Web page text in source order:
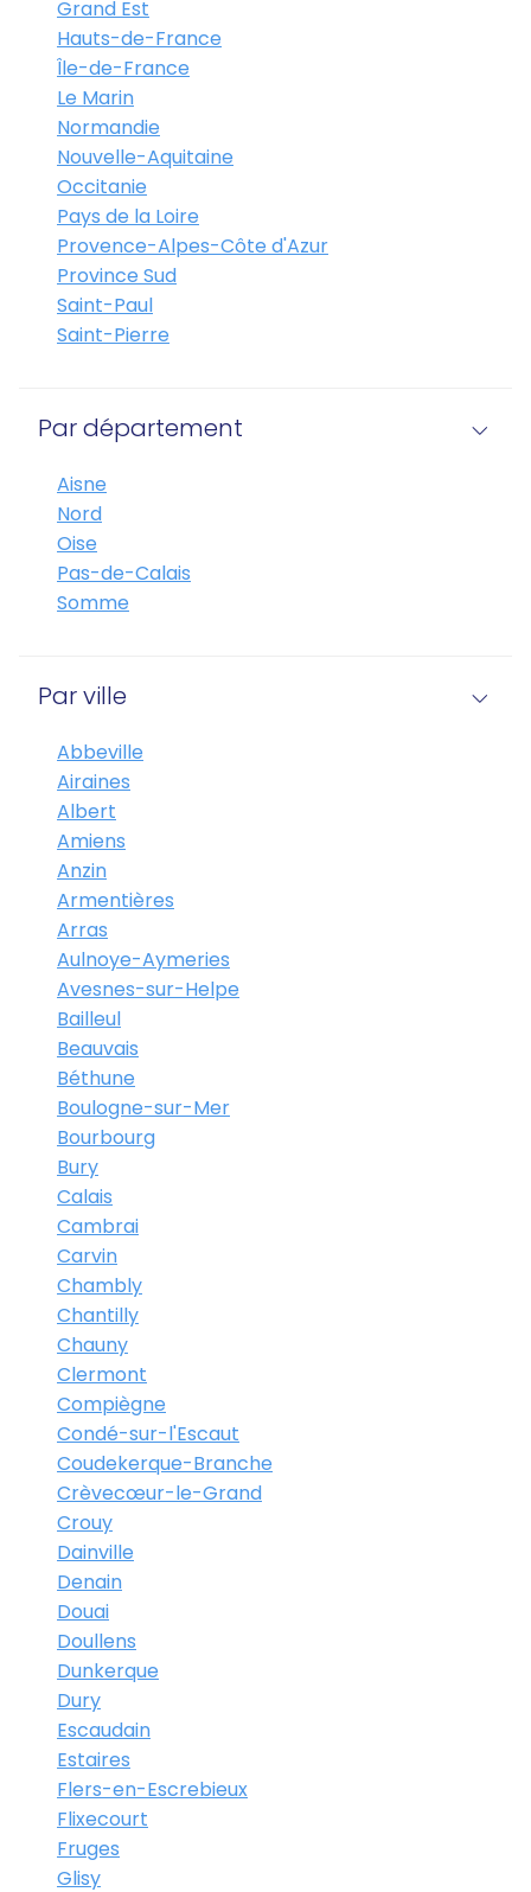
Grand Est
Hauts-de-France
Île-de-France
Le Marin
Normandie
Nouvelle-Aquitaine
Occitanie
Pays de la Loire
Provence-Alpes-Côte d'Azur
Province Sud
Saint-Paul
Saint-Pierre
Par département
Aisne
Nord
Oise
Pas-de-Calais
Somme
Par ville
Abbeville
Airaines
Albert
Amiens
Anzin
Armentières
Arras
Aulnoye-Aymeries
Avesnes-sur-Helpe
Bailleul
Beauvais
Béthune
Boulogne-sur-Mer
Bourbourg
Bury
Calais
Cambrai
Carvin
Chambly
Chantilly
Chauny
Clermont
Compiègne
Condé-sur-l'Escaut
Coudekerque-Branche
Crèvecœur-le-Grand
Crouy
Dainville
Denain
Douai
Doullens
Dunkerque
Dury
Escaudain
Estaires
Flers-en-Escrebieux
Flixecourt
Fruges
Glisy